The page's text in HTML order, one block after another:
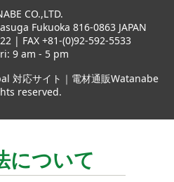
CO.,LTD.
Fukuoka 816-0863 JAPAN
| FAX +81-(0)92-592-5533
9 am - 5 pm
対応サイト｜電材通販Watanabe
reserved.
について